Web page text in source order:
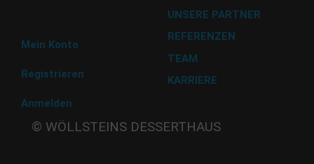
Mein Konto
Registrieren
Anmelden
UNSERE PARTNER
REFERENZEN
TEAM
KARRIERE
© WÖLLSTEINS DESSERTHAUS